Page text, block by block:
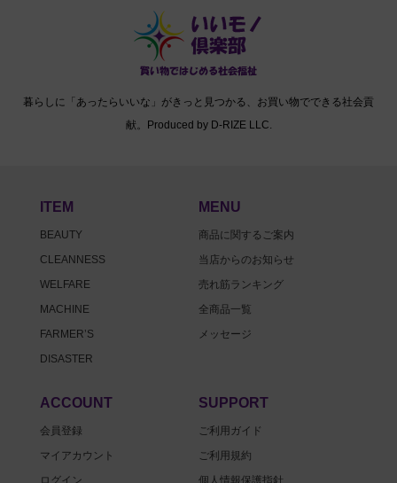
暮らしに「あったらいいな」がきっと見つかる、お買い物でできる社会貢
献。Produced by D-RIZE LLC.
ITEM
BEAUTY
CLEANNESS
WELFARE
MACHINE
FARMER’S
DISASTER
MENU
商品に関するご案内
当店からのお知らせ
売れ筋ランキング
全商品一覧
メッセージ
ACCOUNT
会員登録
マイアカウント
ログイン
SUPPORT
ご利用ガイド
ご利用規約
個人情報保護指針